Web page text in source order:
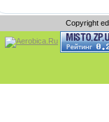
Copyright